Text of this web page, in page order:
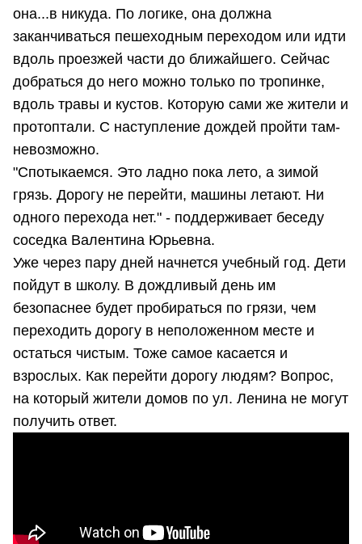
она...в никуда. По логике, она должна
заканчиваться пешеходным переходом или идти
вдоль проезжей части до ближайшего. Сейчас
добраться до него можно только по тропинке,
вдоль травы и кустов. Которую сами же жители и
протоптали. С наступление дождей пройти там-
невозможно.
"Спотыкаемся. Это ладно пока лето, а зимой
грязь. Дорогу не перейти, машины летают. Ни
одного перехода нет." - поддерживает беседу
соседка Валентина Юрьевна.
Уже через пару дней начнется учебный год. Дети
пойдут в школу. В дождливый день им
безопаснее будет пробираться по грязи, чем
переходить дорогу в неположенном месте и
остаться чистым. Тоже самое касается и
взрослых. Как перейти дорогу людям? Вопрос,
на который жители домов по ул. Ленина не могут
получить ответ.